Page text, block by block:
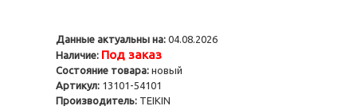
Данные актуальны на: 04.08.2026
Наличие: Под заказ
Состояние товара: новый
Артикул: 13101-54101
Производитель: TEIKIN